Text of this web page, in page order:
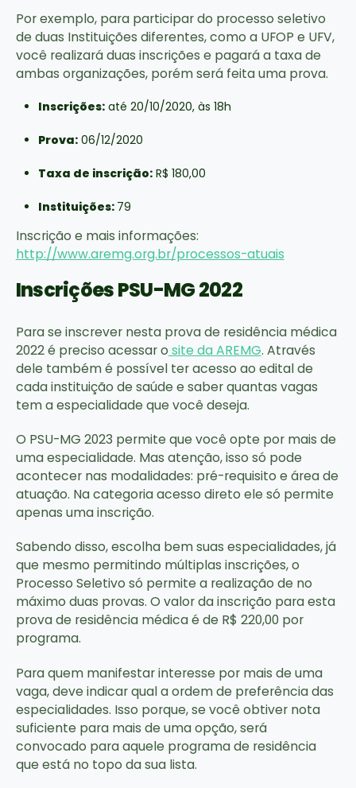
Por exemplo, para participar do processo seletivo
de duas Instituições diferentes, como a UFOP e UFV,
você realizará duas inscrições e pagará a taxa de
ambas organizações, porém será feita uma prova.
Inscrições:até 20/10/2020, às 18h
Prova:06/12/2020
Taxa de inscrição:R$ 180,00
Instituições: 79
Inscrição e mais informações:
http://www.aremg.org.br/processos-atuais
Inscrições PSU-MG 2022
Para se inscrever nesta prova de residência médica
2022 é preciso acessar o site da AREMG. Através
dele também é possível ter acesso ao edital de
cada instituição de saúde e saber quantas vagas
tem a especialidade que você deseja.
O PSU-MG 2023 permite que você opte por mais de
uma especialidade. Mas atenção, isso só pode
acontecer nas modalidades: pré-requisito e área de
atuação. Na categoria acesso direto ele só permite
apenas uma inscrição.
Sabendo disso, escolha bem suas especialidades, já
que mesmo permitindo múltiplas inscrições, o
Processo Seletivo só permite a realização de no
máximo duas provas. O valor da inscrição para esta
prova de residência médica é de R$ 220,00 por
programa.
Para quem manifestar interesse por mais de uma
vaga, deve indicar qual a ordem de preferência das
especialidades. Isso porque, se você obtiver nota
suficiente para mais de uma opção, será
convocado para aquele programa de residência
que está no topo da sua lista.